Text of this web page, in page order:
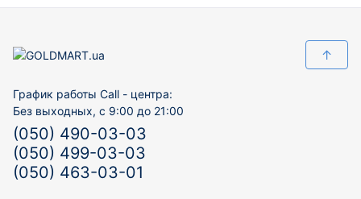
↑
График работы Call - центра:
Без выходных, с 9:00 до 21:00
(050) 490-03-03
(050) 499-03-03
(050) 463-03-01